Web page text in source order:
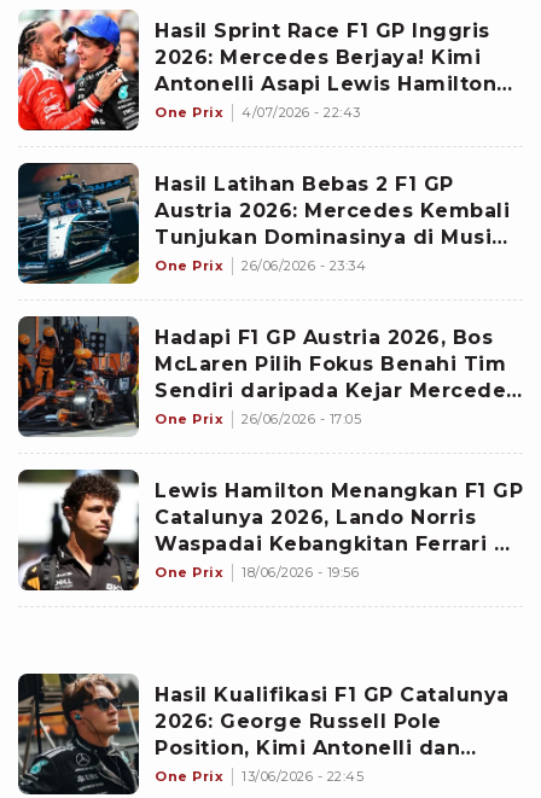
Hasil Sprint Race F1 GP Inggris
2026: Mercedes Berjaya! Kimi
Antonelli Asapi Lewis Hamilton
di Sirkuit Silverstone
One Prix 4/07/2026 - 22:43
Hasil Latihan Bebas 2 F1 GP
Austria 2026: Mercedes Kembali
Tunjukan Dominasinya di Musim
Ini Lewat Kimi Antonelli
One Prix 26/06/2026 - 23:34
Hadapi F1 GP Austria 2026, Bos
McLaren Pilih Fokus Benahi Tim
Sendiri daripada Kejar Mercedes
dan Ferrari
One Prix 26/06/2026 - 17:05
Lewis Hamilton Menangkan F1 GP
Catalunya 2026, Lando Norris
Waspadai Kebangkitan Ferrari di
Musim Ini
One Prix 18/06/2026 - 19:56
Hasil Kualifikasi F1 GP Catalunya
2026: George Russell Pole
Position, Kimi Antonelli dan
Lewis Hamilton Lengkapi 3 Besar
One Prix 13/06/2026 - 22:45